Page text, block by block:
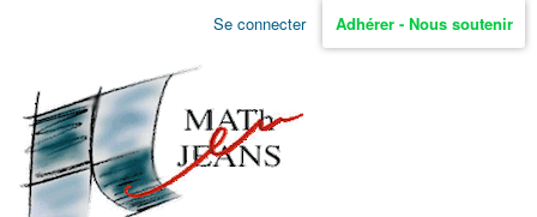
Aller
non
identifié
Se connecter Adhérer - Nous soutenir